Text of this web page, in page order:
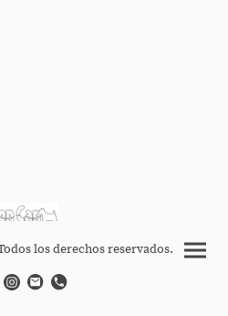
los derechos reservados.